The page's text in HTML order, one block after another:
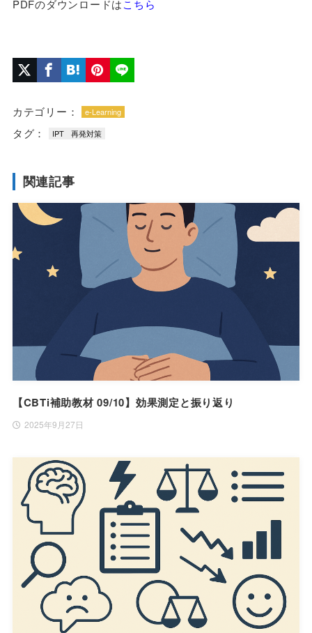
PDFのダウンロードはこちら
カテゴリー： e-Learning
タグ： IPT 再発対策
関連記事
【CBTi補助教材 09/10】効果測定と振り返り
2025年9月27日